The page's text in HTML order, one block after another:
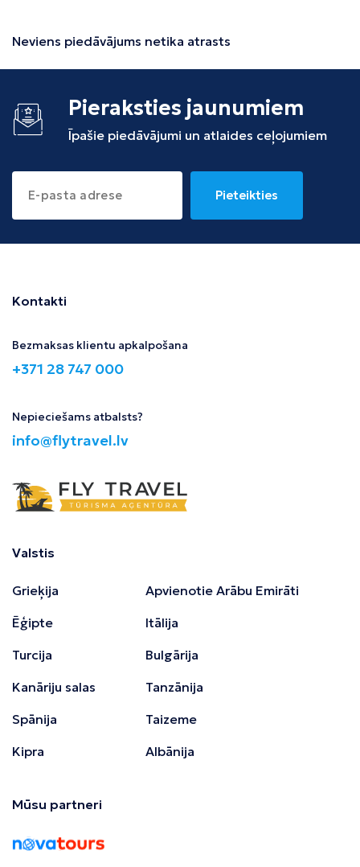
Neviens piedāvājums netika atrasts
Pieraksties jaunumiem
Īpašie piedāvājumi un atlaides ceļojumiem
Pieteikties
Kontakti
Bezmaksas klientu apkalpošana
+371 28 747 000
Nepieciešams atbalsts?
info@flytravel.lv
Valstis
Grieķija
Ēģipte
Turcija
Kanāriju salas
Spānija
Kipra
Apvienotie Arābu Emirāti
Itālija
Bulgārija
Tanzānija
Taizeme
Albānija
Mūsu partneri